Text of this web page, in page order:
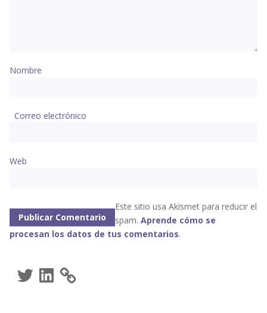
Nombre
Correo electrónico
Web
Este sitio usa Akismet para reducir el
spam. Aprende cómo se
procesan los datos de tus comentarios.
TwitterLinkedIn